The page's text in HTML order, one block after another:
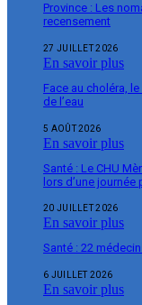
Province : Les
recensement
27 JUILLET 2026
En savoir plus
Face au choléra,
de l’eau
5 AOÛT 2026
En savoir plus
Santé : Le CHU
lors d’une
20 JUILLET 2026
En savoir plus
Santé : 22
6 JUILLET 2026
En savoir plus